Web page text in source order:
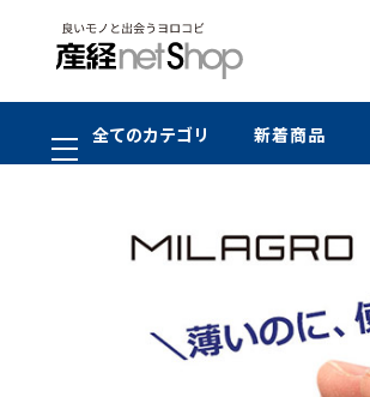
全てのカテゴリ 新着商品